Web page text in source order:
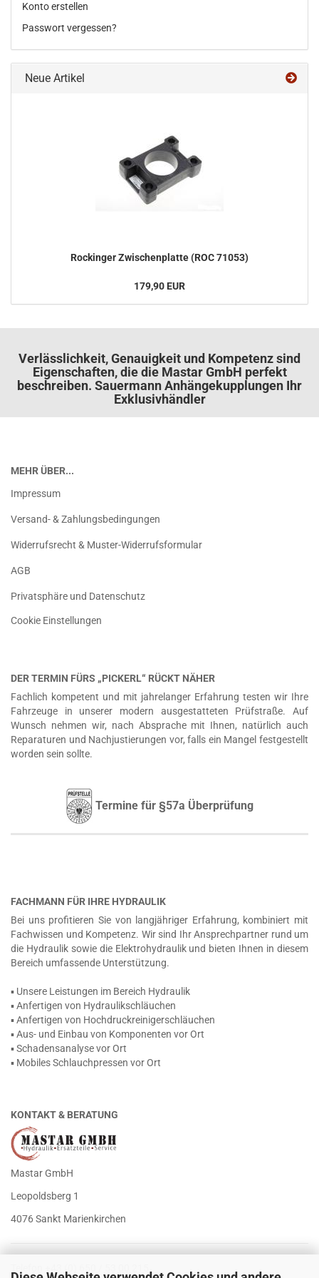
Konto erstellen
Passwort vergessen?
Neue Artikel
Ro­ck­in­ger Zwi­schen­plat­te (ROC 71053)
179,90 EUR
Verlässlichkeit, Genauigkeit und Kompetenz sind
Eigenschaften, die die Mastar GmbH perfekt
beschreiben. Sauermann Anhängekupplungen Ihr
Exklusivhändler
MEHR ÜBER...
Impressum
Versand- & Zahlungsbedingungen
Widerrufsrecht & Muster-Widerrufsformular
AGB
Privatsphäre und Datenschutz
Cookie Einstellungen
DER TERMIN FÜRS „PICKERL“ RÜCKT NÄHER
Fachlich kompetent und mit jahrelanger Erfahrung testen wir Ihre
Fahrzeuge in unserer modern ausgestatteten Prüfstraße. Auf
Wunsch nehmen wir, nach Absprache mit Ihnen, natürlich auch
Reparaturen und Nachjustierungen vor, falls ein Mangel festgestellt
worden sein sollte.
Termine für §57a Überprüfung
FACHMANN FÜR IHRE HYDRAULIK
Bei uns profitieren Sie von langjähriger Erfahrung, kombiniert mit
Fachwissen und Kompetenz. Wir sind Ihr Ansprechpartner rund um
die Hydraulik sowie die Elektrohydraulik und bieten Ihnen in diesem
Bereich umfassende Unterstützung.
▪ Unsere Leistungen im Bereich Hydraulik
▪ Anfertigen von Hydraulikschläuchen
▪ Anfertigen von Hochdruckreinigerschläuchen
▪ Aus- und Einbau von Komponenten vor Ort
▪ Schadensanalyse vor Ort
▪ Mobiles Schlauchpressen vor Ort
KONTAKT & BERATUNG
Mastar GmbH
Leopoldsberg 1
4076 Sankt Marienkirchen